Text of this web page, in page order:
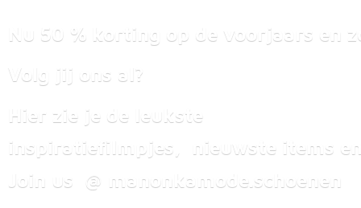
Nu 50 % korting op de voorjaars en
Volg jij ons al?
Hier zie je de leukste
inspiratiefilmpjes, nieuwste items
Join us @ manonkamode.schoenen